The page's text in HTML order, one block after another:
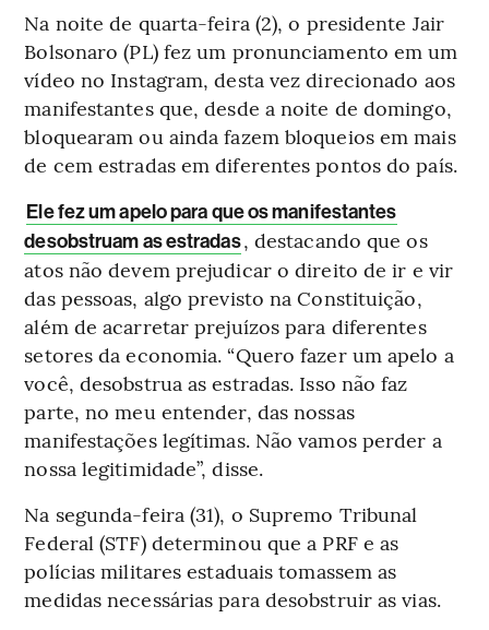
Na noite de quarta-feira (2), o presidente Jair
Bolsonaro (PL) fez um pronunciamento em um
vídeo no Instagram, desta vez direcionado aos
manifestantes que, desde a noite de domingo,
bloquearam ou ainda fazem bloqueios em mais
de cem estradas em diferentes pontos do país.
Ele fez um apelo para que os manifestantes
desobstruam as estradas, destacando que os
atos não devem prejudicar o direito de ir e vir
das pessoas, algo previsto na Constituição,
além de acarretar prejuízos para diferentes
setores da economia. “Quero fazer um apelo a
você, desobstrua as estradas. Isso não faz
parte, no meu entender, das nossas
manifestações legítimas. Não vamos perder a
nossa legitimidade”, disse.
Na segunda-feira (31), o Supremo Tribunal
Federal (STF) determinou que a PRF e as
polícias militares estaduais tomassem as
medidas necessárias para desobstruir as vias.